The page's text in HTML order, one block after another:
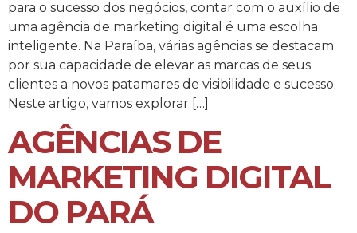
para o sucesso dos negócios, contar com o auxílio de
uma agência de marketing digital é uma escolha
inteligente. Na Paraíba, várias agências se destacam
por sua capacidade de elevar as marcas de seus
clientes a novos patamares de visibilidade e sucesso.
Neste artigo, vamos explorar […]
AGÊNCIAS DE
MARKETING DIGITAL
DO PARÁ